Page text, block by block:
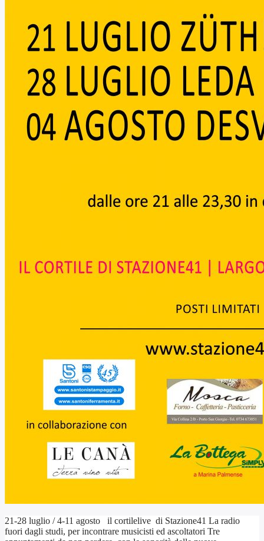
21-28 luglio / 4-11 agosto il cortilelive di Stazione41 La radio
fuori dagli studi, per incontrare musicisti ed ascoltatori Tre